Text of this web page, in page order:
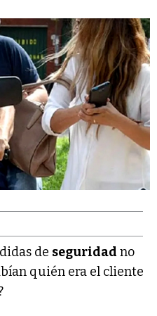
de seguridad no
quién era el cliente